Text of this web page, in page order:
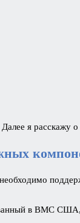
я расскажу
в ВМС США,